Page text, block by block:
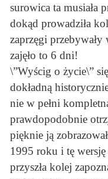
surowica ta musiała
dokąd prowadziła
zaprzęgi
zajęło to 6 dni!
\”Wyścig o życie\”
dokładną
nie w pełni
prawdopodobnie
pięknie ją
1995 roku i tę
przyszła kolej